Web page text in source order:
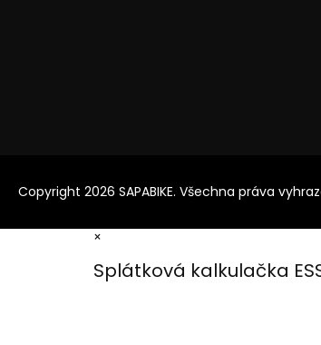
Copyright 2026 SAPABIKE. Všechna práva
×
Splátková kalkulačka